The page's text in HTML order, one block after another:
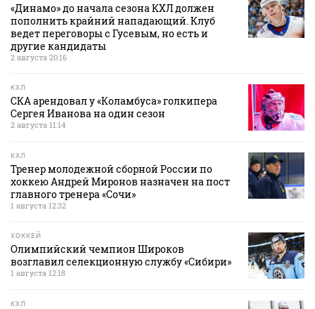
«Динамо» до начала сезона КХЛ должен
пополнить крайний нападающий. Клуб
ведет переговоры с Гусевым, но есть и
другие кандидаты
2 августа 20:16
КХЛ
СКА арендовал у «Коламбуса» голкипера
Сергея Иванова на один сезон
2 августа 11:14
КХЛ
Тренер молодежной сборной России по
хоккею Андрей Миронов назначен на пост
главного тренера «Сочи»
1 августа 12:32
ХОККЕЙ
Олимпийский чемпион Широков
возглавил селекционную службу «Сибири»
1 августа 12:18
КХЛ